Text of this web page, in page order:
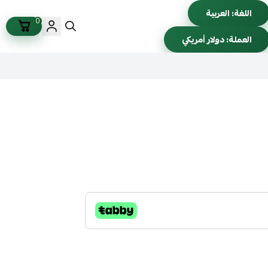
اللغة:العربية
العملة:دولار أمريكي
0